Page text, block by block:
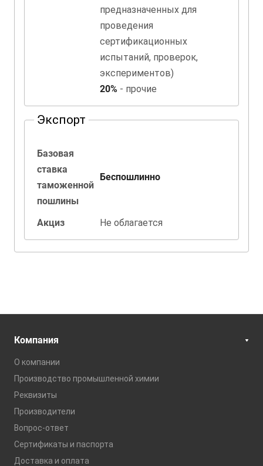
предназначенных для
проведения
сертификационных
испытаний, проверок,
экспериментов)
20% - прочие
Экспорт
Базовая
ставка
таможенной
пошлины
Беспошлинно
Акциз Не облагается
Компания
О компании
Производство промышленной химии
Реквизиты
Производители
Вопрос-ответ
Сертификаты и паспорта
Доставка и оплата